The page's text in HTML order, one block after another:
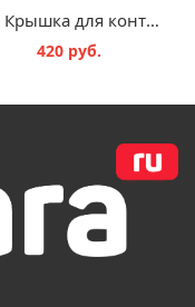
ESD Крышка для контейнеров KLT, ESD KLT-D 35
420 руб.